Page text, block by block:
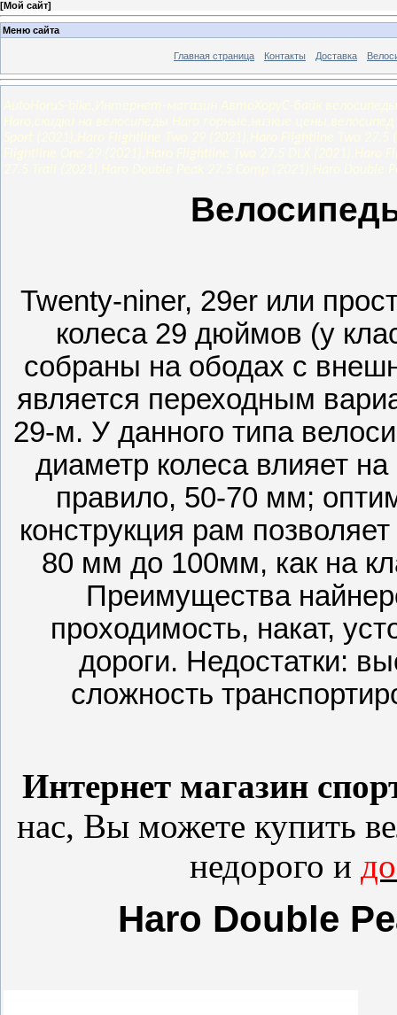
[Мой сайт]
Меню сайта
Главная страница Контакты Доставка
Twenty-niner, 29er или
колеса 29 дюймов (у
собраны на ободах с
является переходным
29-м. У данного типа
диаметр колеса влияет
правило, 50-70 мм;
конструкция рам
80 мм до 100мм, как на
Преимущества
проходимость, накат,
дороги. Недостатки:
сложность
Интернет магазин
нас, Вы можете купить
недорого и
Haro Double